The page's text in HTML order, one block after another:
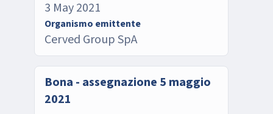
3 May 2021
Organismo emittente
Cerved Group SpA
Bona - assegnazione 5 maggio
2021